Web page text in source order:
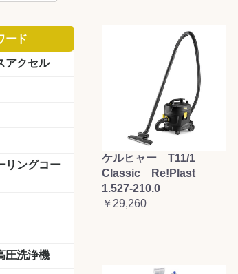
ード
アクセル
リングコー
洗浄機
ケルヒャー T11/1
Classic Re!Plast
1.527-210.0
￥29,260